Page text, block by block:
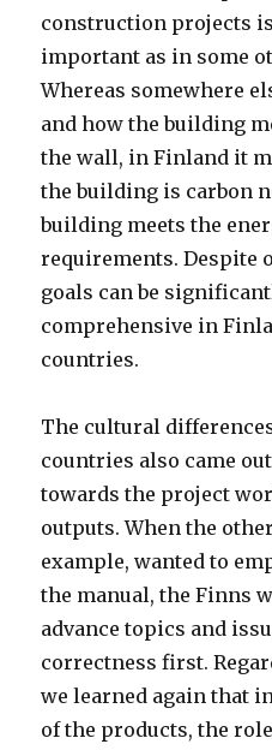
construction projects
important as in some
Whereas somewhere
and how the building
the wall, in Finland it
the building is carbon
building meets the
requirements. Despite
goals can be
comprehensive in
countries.
The cultural
countries also came
towards the project
outputs. When the
example, wanted to
the manual, the Finns
advance topics and
correctness first.
we learned again that
of the products, the